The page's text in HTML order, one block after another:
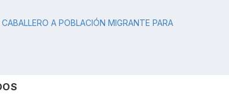
A POBLACIÓN MIGRANTE PARA